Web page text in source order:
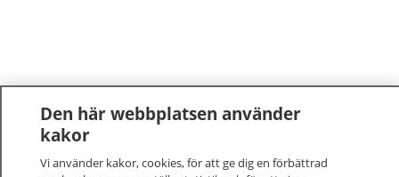
Den här webbplatsen använder
kakor
Vi använder kakor, cookies, för att ge dig en förbättrad